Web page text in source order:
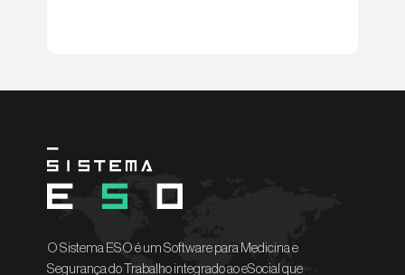
O Sistema ESO é um Software para Medicina e
Segurança do Trabalho integrado ao eSocial que